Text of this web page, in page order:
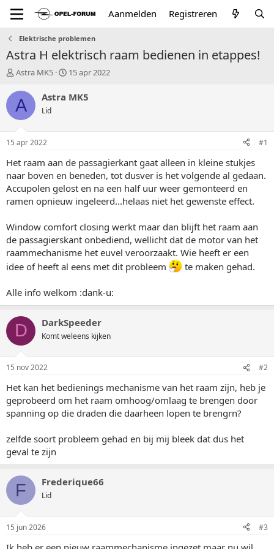
Aanmelden Registreren
Elektrische problemen
Astra H elektrisch raam bedienen in etappes!
T
p
i
a
r
e
r
Astra MK5
S
a
u
m
15 apr 2022
A Astra MK5
Lid
15 apr 2022 #1
Het raam aan de passagierkant gaat alleen in kleine stukjes
naar boven en beneden, tot dusver is het volgende al gedaan.
Accupolen gelost en na een half uur weer gemonteerd en
ramen opnieuw ingeleerd...helaas niet het gewenste effect.
Window comfort closing werkt maar dan blijft het raam aan
de passagierskant onbediend, wellicht dat de motor van het
raammechanisme het euvel veroorzaakt. Wie heeft er een
idee of heeft al eens met dit probleem
te maken gehad.
Alle info welkom :dank-u:
D DarkSpeeder
Komt weleens kijken
15 nov 2022 #2
Het kan het bedienings mechanisme van het raam zijn, heb je
geprobeerd om het raam omhoog/omlaag te brengen door
spanning op die draden die daarheen lopen te brengrn?
zelfde soort probleem gehad en bij mij bleek dat dus het
geval te zijn
F Frederique66
Lid
15 jun 2026 #3